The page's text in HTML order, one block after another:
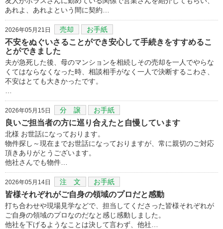
あれよ、あれよという間に契約…
2026年05月21日 売却 お手紙
不安をぬぐいさることができ安心して手続きをすすめるこ
とができました
夫が急死した後、母のマンションを相続しその売却を一人でやらな
くてはならなくなった時、相談相手がなく一人で決断するこわさ、
不安はとても大きかったです。
2026年05月15日 分 譲 お手紙
良いご担当者の方に巡り合えたと自慢しています
北様 お世話になっております。
物件探し～現在までお世話になっておりますが、常に親切のご対応
頂きありがとうございます。
他社さんでも物件…
2026年05月14日 注 文 お手紙
皆様それぞれがご自身の領域のプロだと感動
打ち合わせや現場見学などで、担当してくださった皆様それぞれが
ご自身の領域のプロなのだなと感じ感動しました。
他社を下げるようなことは決して言わず、他社…